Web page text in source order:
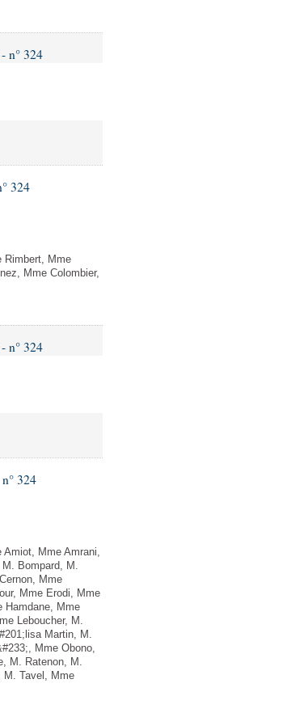
n° 324
324
Rimbert, Mme
Mme Colombier,
n° 324
324
Amiot, Mme Amrani,
Bompard, M.
Mme
Mme Erodi, Mme
Hamdane, Mme
Leboucher, M.
Martin, M.
Mme Obono,
M. Ratenon, M.
M. Tavel, Mme